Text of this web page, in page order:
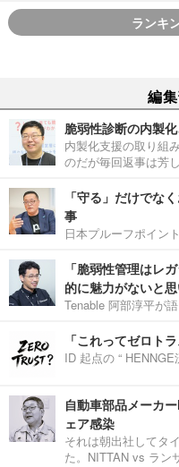
ランキ
編
脆弱性診断の内製
内製化支援の取り組
のだが毎回返事は芳
「守る」だけでな
事
日本プルーフポイン
「脆弱性管理はレ
的に魅力がないと
Tenable 阿部淳平が
「これってゼロト
ID 起点の “
自動車部品メーカ
ェア感染
それは朝出社してタ
た。NITTAN vs ラン